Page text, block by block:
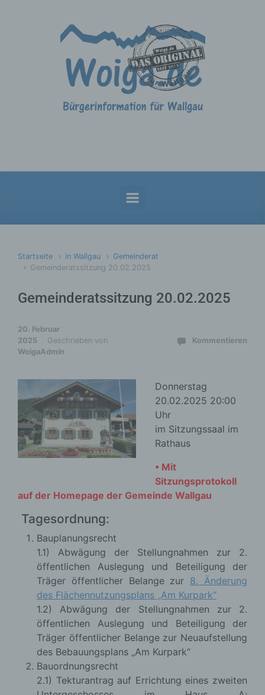
Startseite in Wallgau
Gemeinderat
Gemeinderatssitzung 20.02.2025
Gemeinderatssitzung 20.02.2025
20. Februar
2025
Geschrieben von
WoigaAdmin
Kommentieren
Donnerstag
20.02.2025 20:00
Uhr
im Sitzungssaal im
Rathaus
• Mit
Sitzungsprotokoll
auf der Homepage der Gemeinde Wallgau
Tagesordnung:
Bauplanungsrecht
1.1) Abwägung der Stellungnahmen zur 2.
öffentlichen Auslegung und Beteiligung der
Träger öffentlicher Belange zur 8. Änderung
des Flächennutzungsplans „Am Kurpark“
1.2) Abwägung der Stellungnahmen zur 2.
öffentlichen Auslegung und Beteiligung der
Träger öffentlicher Belange zur Neuaufstellung
des Bebauungsplans „Am Kurpark“
Bauordnungsrecht
2.1) Tekturantrag auf Errichtung eines zweiten